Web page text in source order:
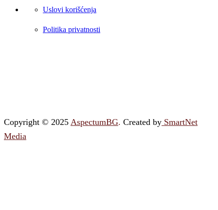
Uslovi korišćenja
Politika privatnosti
Copyright © 2025 AspectumBG. Created by SmartNet
Media